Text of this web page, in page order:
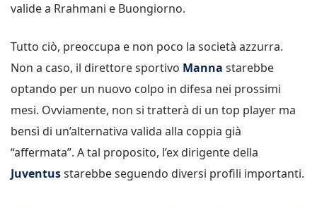
valide a Rrahmani e Buongiorno.
Tutto ciò, preoccupa e non poco la società azzurra.
Non a caso, il direttore sportivo Manna starebbe
optando per un nuovo colpo in difesa nei prossimi
mesi. Ovviamente, non si tratterà di un top player ma
bensì di un’alternativa valida alla coppia già
“affermata”. A tal proposito, l’ex dirigente della
Juventusstarebbe seguendo diversi profili importanti.